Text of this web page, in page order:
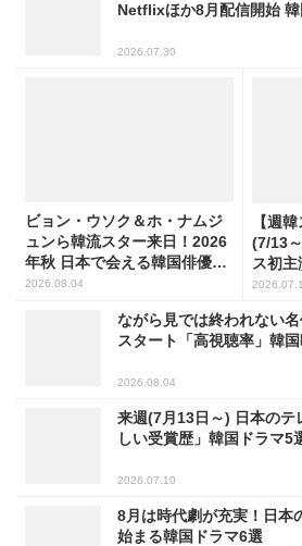
Netflixほか8月配信開始
2026.07.30
ビョン・ウソク＆ホ・ナムジ
ュンら韓流スター来日！2026
年秋 日本で会える韓国俳優10
人
2026.08.04
【週
(7/13
ス初
ながら見では終われない
スタート「高視聴率」韓
2026.08.04
来週(7月13日～) 日本のテ
しい受賞歴」韓国ドラマ5
2026.07.10
8月は時代劇が充実！日本
始まる韓国ドラマ6選